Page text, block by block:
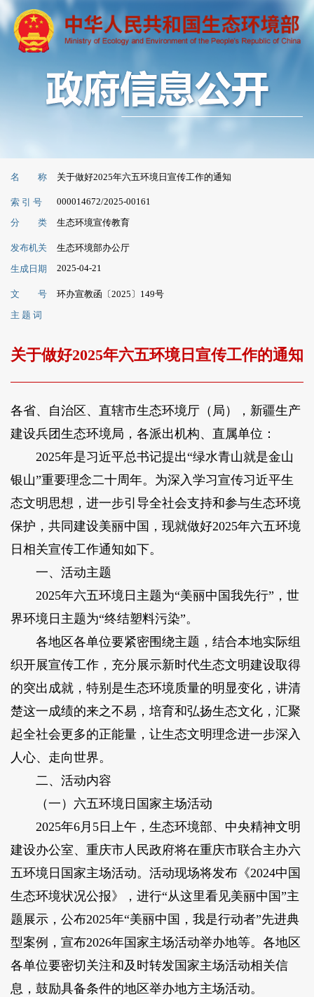
名 称 关于做好2025年六五环境日宣传工作的通知
索 引 号 000014672/2025-00161
分 类 生态环境宣传教育
发布机关
生态环境部办公厅
生成日期
2025-04-21
文 号
环办宣教函〔2025〕149号
主 题 词
关于做好2025年六五环境日宣传工作的通知
各省、自治区、直辖市生态环境厅（局），新疆生产
建设兵团生态环境局，各派出机构、直属单位：
2025年是习近平总书记提出“绿水青山就是金山
银山”重要理念二十周年。为深入学习宣传习近平生
态文明思想，进一步引导全社会支持和参与生态环境
保护，共同建设美丽中国，现就做好2025年六五环境
日相关宣传工作通知如下。
一、活动主题
2025年六五环境日主题为“美丽中国我先行”，世
界环境日主题为“终结塑料污染”。
各地区各单位要紧密围绕主题，结合本地实际组
织开展宣传工作，充分展示新时代生态文明建设取得
的突出成就，特别是生态环境质量的明显变化，讲清
楚这一成绩的来之不易，培育和弘扬生态文化，汇聚
起全社会更多的正能量，让生态文明理念进一步深入
人心、走向世界。
二、活动内容
（一）六五环境日国家主场活动
2025年6月5日上午，生态环境部、中央精神文明
建设办公室、重庆市人民政府将在重庆市联合主办六
五环境日国家主场活动。活动现场将发布《2024中国
生态环境状况公报》，进行“从这里看见美丽中国”主
题展示，公布2025年“美丽中国，我是行动者”先进典
型案例，宣布2026年国家主场活动举办地等。各地区
各单位要密切关注和及时转发国家主场活动相关信
息，鼓励具备条件的地区举办地方主场活动。